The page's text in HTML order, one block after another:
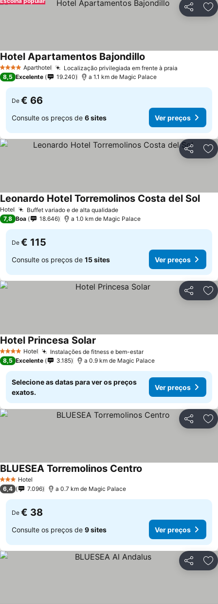
Partilhar
4 EstrelasAparthotel Localização privilegiada em frente à praia
Hotel Apartamentos Bajondillo
8,5 Excelente 19.240 a 1.1 km de Magic Palace
De € 66
Consulte os preços de 6 sites Ver preços
Partilhar
Hotel Buffet variado e de alta qualidadeVer preços
Leonardo Hotel Torremolinos Costa del SolVer
7,8 Boa 18.646 a 1.0 km de Magic Palace
De € 115
Consulte os preços de 15 sites Ver preços
Partilhar
4 EstrelasHotel Instalações de fitness e bem-estarVer preços
Hotel Princesa Solar
8,5 Excelente 3.185 a 0.9 km de Magic Palace
Selecione as datas para ver os preços
exatos.
Ver preços
Partilhar
3 EstrelasHotel
BLUESEA Torremolinos Centro
6,4 7.096 a 0.7 km de Magic Palace
De € 38
Consulte os preços de 9 sites Ver preços
Partilhar